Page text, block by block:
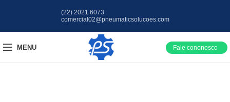
(22) 2021 6073
comercial02@pneumaticsolucoes.com
MENU Fale cononosco